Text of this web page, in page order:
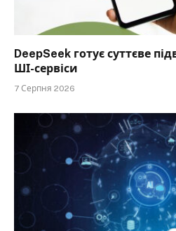
DeepSeek готує суттєве
ШІ-сервіси
7 Серпня 2026